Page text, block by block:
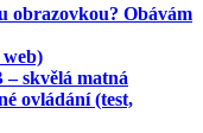
obrazovkou? Obávám
web)
– skvělá matná
ovládání (test,